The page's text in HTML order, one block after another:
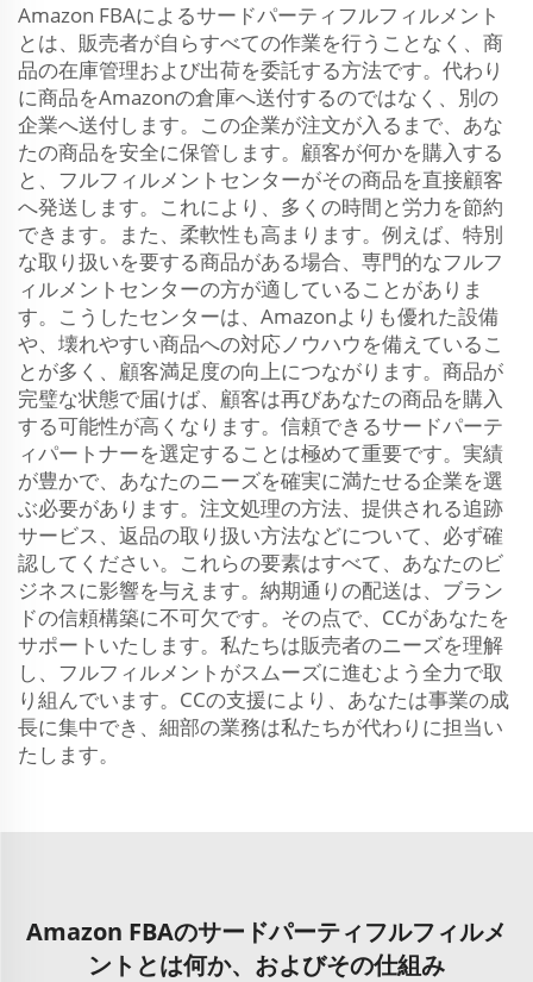
Amazon FBAによるサードパーティフルフィルメント
とは、販売者が自らすべての作業を行うことなく、商
品の在庫管理および出荷を委託する方法です。代わり
に商品をAmazonの倉庫へ送付するのではなく、別の
企業へ送付します。この企業が注文が入るまで、あな
たの商品を安全に保管します。顧客が何かを購入する
と、フルフィルメントセンターがその商品を直接顧客
へ発送します。これにより、多くの時間と労力を節約
できます。また、柔軟性も高まります。例えば、特別
な取り扱いを要する商品がある場合、専門的なフルフ
ィルメントセンターの方が適していることがありま
す。こうしたセンターは、Amazonよりも優れた設備
や、壊れやすい商品への対応ノウハウを備えているこ
とが多く、顧客満足度の向上につながります。商品が
完璧な状態で届けば、顧客は再びあなたの商品を購入
する可能性が高くなります。信頼できるサードパーテ
ィパートナーを選定することは極めて重要です。実績
が豊かで、あなたのニーズを確実に満たせる企業を選
ぶ必要があります。注文処理の方法、提供される追跡
サービス、返品の取り扱い方法などについて、必ず確
認してください。これらの要素はすべて、あなたのビ
ジネスに影響を与えます。納期通りの配送は、ブラン
ドの信頼構築に不可欠です。その点で、CCがあなたを
サポートいたします。私たちは販売者のニーズを理解
し、フルフィルメントがスムーズに進むよう全力で取
り組んでいます。CCの支援により、あなたは事業の成
長に集中でき、細部の業務は私たちが代わりに担当い
たします。
Amazon FBAのサードパーティフルフィルメ
ントとは何か、およびその仕組み